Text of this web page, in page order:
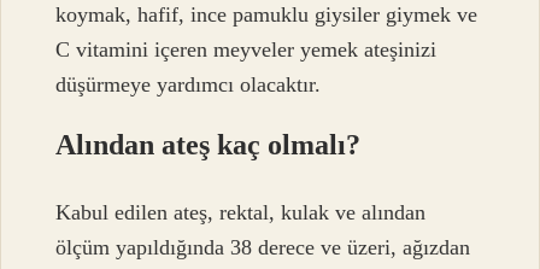
koymak, hafif, ince pamuklu giysiler giymek ve
C vitamini içeren meyveler yemek ateşinizi
düşürmeye yardımcı olacaktır.
Alından ateş kaç olmalı?
Kabul edilen ateş, rektal, kulak ve alından
ölçüm yapıldığında 38 derece ve üzeri, ağızdan